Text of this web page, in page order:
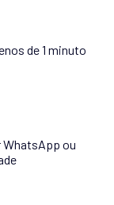
de 1 minuto
ou